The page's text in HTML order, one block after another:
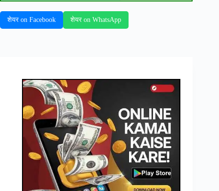
शेयर on Facebook शेयर on WhatsApp